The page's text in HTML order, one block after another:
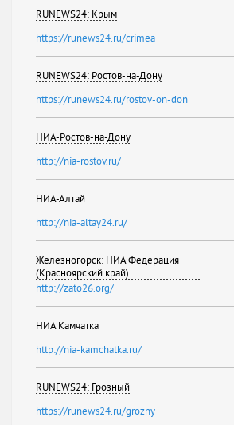
RUNEWS24: Крым
https://runews24.ru/crimea
RUNEWS24: Ростов-на-Дону
https://runews24.ru/rostov-on-don
НИА-Ростов-на-Дону
http://nia-rostov.ru/
НИА-Алтай
http://nia-altay24.ru/
Железногорск: НИА Федерация
(Красноярский край)
http://zato26.org/
НИА Камчатка
http://nia-kamchatka.ru/
RUNEWS24: Грозный
https://runews24.ru/grozny